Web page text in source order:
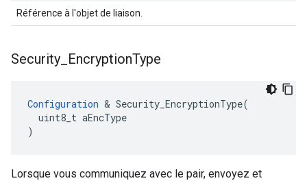
Référence à l'objet de liaison.
Security EncryptionType
Configuration & Security_EncryptionType(
  uint8_t aEncType
)
Lorsque vous communiquez avec le pair, envoyez et